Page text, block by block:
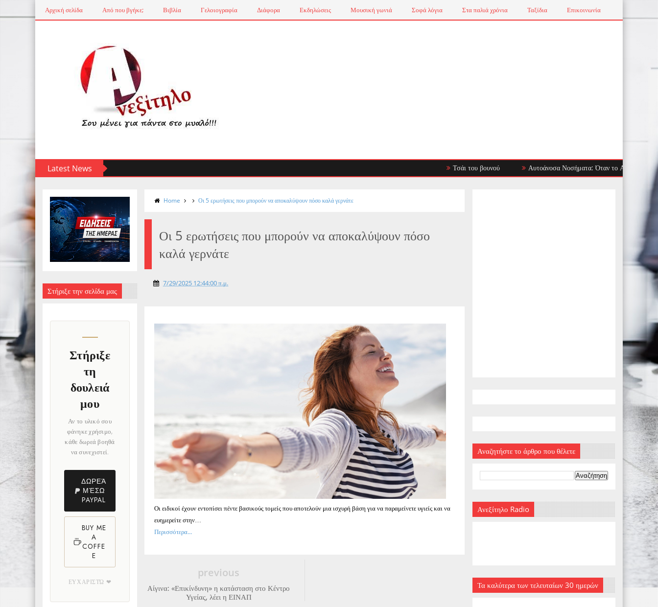
Αρχική σελίδα Από που βγήκε; Βιβλία Γελοιογραφία Διάφορα Εκδηλώσεις Μουσική γωνιά Σοφά λόγια Στα παλιά χρόνια Ταξίδια Επικοινωνία
Latest News Τσάι του βουνού Αυτοάνοσα Νοσήματα: Όταν το Ανοσοποιητικό
Στήριξε την σελίδα μας
Στήριξε
τη
δουλειά
μου
Αν το υλικό σου
φάνηκε χρήσιμο,
κάθε δωρεά βοηθά
να συνεχιστεί.
ΔΩΡΕΆ
ΜΈΣΩ
PAYPAL
BUY ME
A
COFFE
E
ΕΥΧΑΡΙΣΤΏ ❤
Home Οι 5 ερωτήσεις που μπορούν να αποκαλύψουν πόσο καλά γερνάτε
Οι 5 ερωτήσεις που μπορούν να αποκαλύψουν πόσο
καλά γερνάτε
7/29/2025 12:44:00 π.μ.
Οι ειδικοί έχουν εντοπίσει πέντε βασικούς τομείς που αποτελούν μια ισχυρή βάση για να παραμείνετε υγιείς και να
ευημερείτε στην…
Περισσότερα...
previous
Αίγινα: «Επικίνδυνη» η κατάσταση στο Κέντρο
Υγείας, λέει η ΕΙΝΑΠ
Αναζητήστε το άρθρο που θέλετε
Ανεξίτηλο Radio
Τα καλύτερα των τελευταίων 30 ημερών